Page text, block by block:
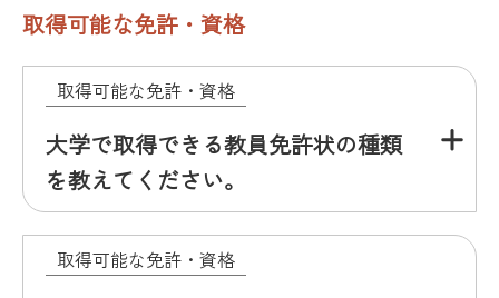
取得可能な免許・資格
取得可能な免許・資格
大学で取得できる教員免許状の種類
を教えてください。
取得可能な免許・資格